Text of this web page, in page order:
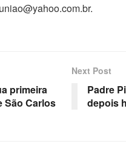
primeira
São Carlos
Next Post
Padre
depois